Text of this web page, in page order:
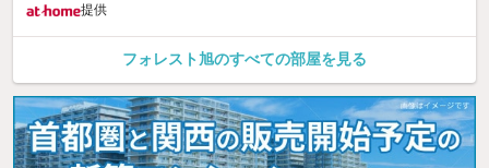
提供
フォレスト旭のすべての部屋を見る